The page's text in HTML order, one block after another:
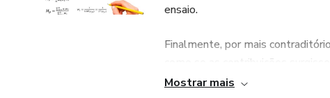
ensaio.
Finalmente, por mais
como se as contribuições
modelo de medição que melhor
Mostrar mais